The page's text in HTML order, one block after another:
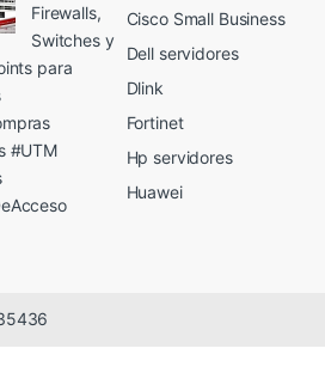
Firewalls,
Switches y
para
#UTM
Cisco Small Business
Dell servidores
Dlink
Fortinet
Hp servidores
Huawei